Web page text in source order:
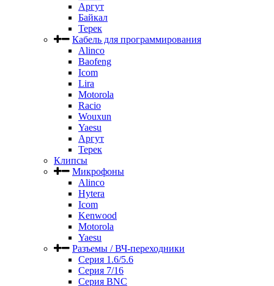
Аргут
Байкал
Терек
Кабель для программирования
Alinco
Baofeng
Icom
Lira
Motorola
Racio
Wouxun
Yaesu
Аргут
Терек
Клипсы
Микрофоны
Alinco
Hytera
Icom
Kenwood
Motorola
Yaesu
Разъемы / ВЧ-переходники
Серия 1.6/5.6
Серия 7/16
Серия BNC